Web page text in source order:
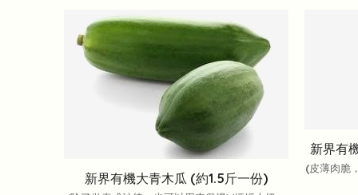
新界有機大青木瓜 (約1.5斤一份)
新界有
(皮薄肉脆